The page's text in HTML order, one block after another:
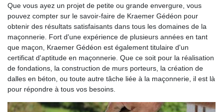
Que vous ayez un projet de petite ou grande envergure, vous
pouvez compter sur le savoir-faire de Kraemer Gédéon pour
obtenir des résultats satisfaisants dans tous les domaines de la
maçonnerie. Fort d'une expérience de plusieurs années en tant
que maçon, Kraemer Gédéon est également titulaire d'un
certificat d'aptitude en maçonnerie. Que ce soit pour la réalisation
de fondations, la construction de murs porteurs, la création de
dalles en béton, ou toute autre tâche liée à la maçonnerie, il est là
pour répondre à tous vos besoins.